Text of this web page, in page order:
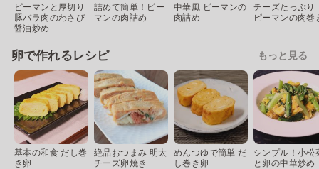
ピーマンと厚切り
豚バラ肉のわさび
醤油炒め
詰めて簡単！ピー
マンの肉詰め
中華風 ピーマンの
肉詰め
チーズたっぷり
ピーマンの肉巻
卵で作れるレシピ もっと見る
基本の和食 だし巻
き卵
絶品おつまみ 明太
チーズ卵焼き
めんつゆで簡単 だ
し巻き卵
シンプル！小松
と卵の中華炒め